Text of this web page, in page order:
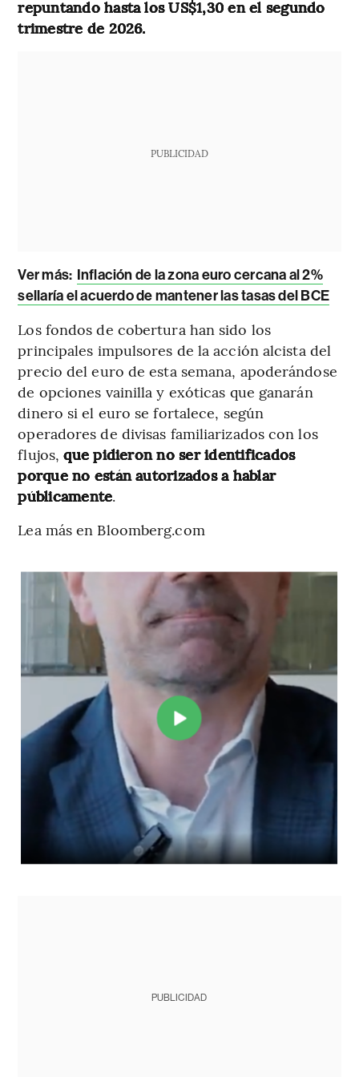
repuntando hasta los US$1,30 en el segundo
trimestre de 2026.
PUBLICIDAD
Ver más: Inflación de la zona euro cercana al 2%
sellaría el acuerdo de mantener las tasas del BCE
Los fondos de cobertura han sido los
principales impulsores de la acción alcista del
precio del euro de esta semana, apoderándose
de opciones vainilla y exóticas que ganarán
dinero si el euro se fortalece, según
operadores de divisas familiarizados con los
flujos, que pidieron no ser identificados
porque no están autorizados a hablar
públicamente.
Lea más en Bloomberg.com
PUBLICIDAD